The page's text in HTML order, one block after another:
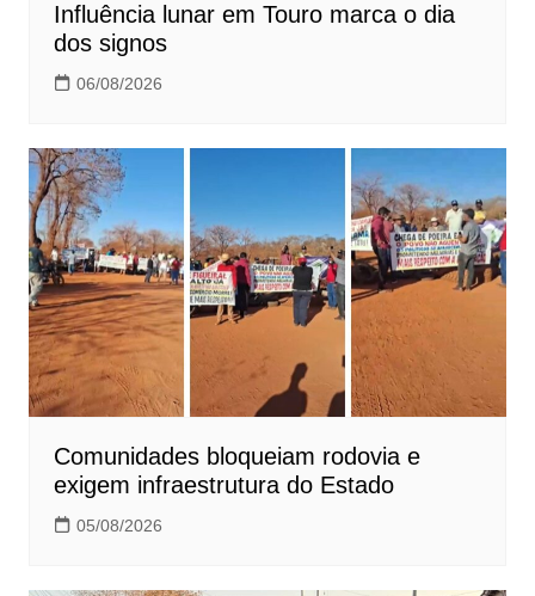
Influência lunar em Touro marca o dia
dos signos
06/08/2026
Comunidades bloqueiam rodovia e
exigem infraestrutura do Estado
05/08/2026